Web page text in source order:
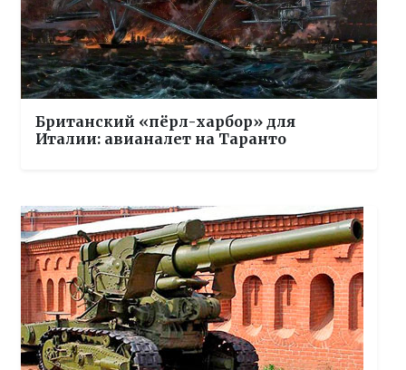
Британский «пёрл-харбор» для
Италии: авианалет на Таранто